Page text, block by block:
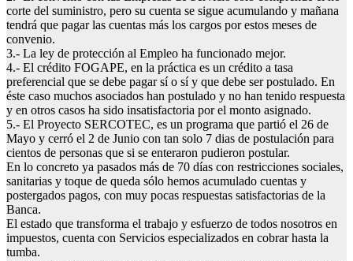
corte del suministro, pero su cuenta se sigue acumulando y mañana
tendrá que pagar las cuentas más los cargos por estos meses de
convenio.
3.- La ley de protección al Empleo ha funcionado mejor.
4.- El crédito FOGAPE, en la práctica es un crédito a tasa
preferencial que se debe pagar sí o sí y que debe ser postulado. En
éste caso muchos asociados han postulado y no han tenido respuesta
y en otros casos ha sido insatisfactoria por el monto asignado.
5.- El Proyecto SERCOTEC, es un programa que partió el 26 de
Mayo y cerró el 2 de Junio con tan solo 7 dias de postulación para
cientos de personas que si se enteraron pudieron postular.
En lo concreto ya pasados más de 70 días con restricciones sociales,
sanitarias y toque de queda sólo hemos acumulado cuentas y
postergados pagos, con muy pocas respuestas satisfactorias de la
Banca.
El estado que transforma el trabajo y esfuerzo de todos nosotros en
impuestos, cuenta con Servicios especializados en cobrar hasta la
tumba.